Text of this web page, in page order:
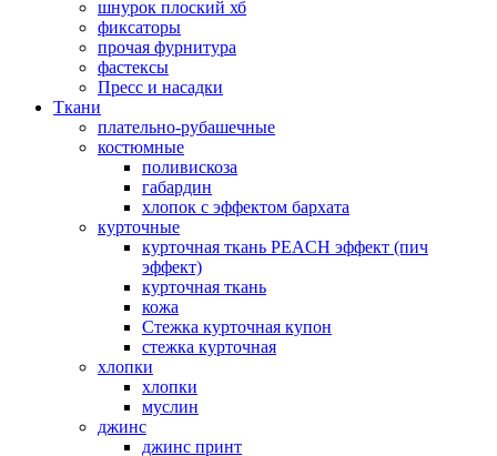
шнурок плоский хб
фиксаторы
прочая фурнитура
фастексы
Пресс и насадки
Ткани
плательно-рубашечные
костюмные
поливискоза
габардин
хлопок с эффектом бархата
курточные
курточная ткань PEACH эффект (пич
эффект)
курточная ткань
кожа
Стежка курточная купон
стежка курточная
хлопки
хлопки
муслин
джинс
джинс принт